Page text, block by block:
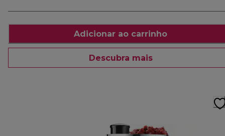
Adicionar ao carrinho
Descubra mais